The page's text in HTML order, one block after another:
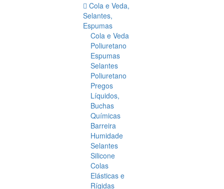
Cola e Veda,
Selantes,
Espumas
Cola e Veda
Poliuretano
Espumas
Selantes
Poliuretano
Pregos
Líquidos,
Buchas
Químicas
Barreira
Humidade
Selantes
Silicone
Colas
Elásticas e
Rígidas